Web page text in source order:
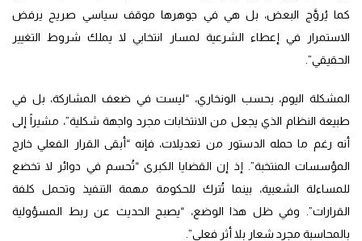
كما يُروَّج البعض، بل هي في جوهرها موقف سياسي صريح يرفض
الاستمرار في إعطاء الشرعية لمسار انتخابي لا يملك شروط التغيير
الحقيقي”.
المشكلة اليوم، بحسب الونخاري، “ليست في ضعف المشاركة، بل في
طبيعة النظام الذي يجعل من الانتخابات مجرد واجهة شكلية”، مشيراً إلى
أنه رغم ما حمله الدستور من تعديلات، فإنه “أبقى القرار الفعلي خارج
المؤسسات المنتخبة”. إذ إن القضايا الكبرى “تُحسم في دوائر لا تخضع
للمساءلة الشعبية، بينما تُترك للحكومة مهمة التنفيذ وتحمل كلفة
القرارات”. وفي ظل هذا الوضع، “يصبح الحديث عن ربط المسؤولية
بالمحاسبة مجرد شعار بلا أثر فعلي”.